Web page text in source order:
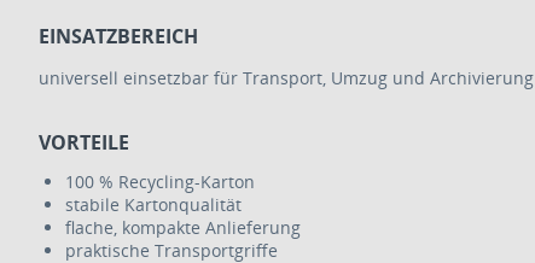
EINSATZBEREICH
universell einsetzbar für Transport, Umzug und Archivierung
VORTEILE
100 % Recycling-Karton
stabile Kartonqualität
flache, kompakte Anlieferung
praktische Transportgriffe